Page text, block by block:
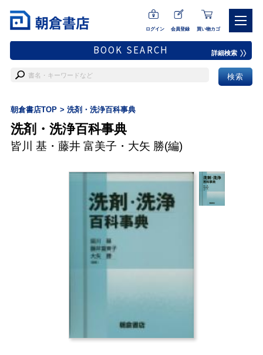
ログイン 会員登録 買い物カゴ
BOOK SEARCH 詳細検索
朝倉書店TOP 洗剤・洗浄百科事典
洗剤・洗浄百科事典
皆川 基 ・ 藤井 富美子 ・ 大矢 勝(編)